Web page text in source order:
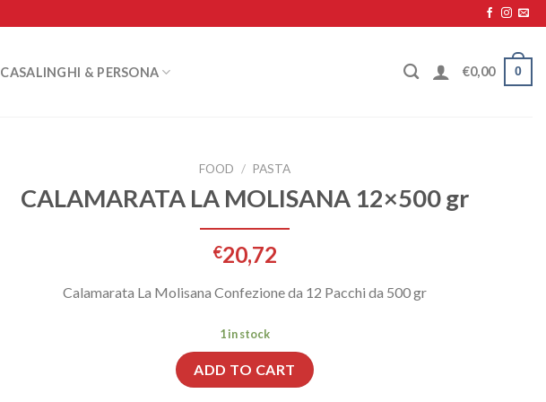
CASALINGHI & PERSONA €0,00 0
FOOD / PASTA
CALAMARATA LA MOLISANA 12×500 gr
€20,72
Calamarata La Molisana Confezione da 12 Pacchi da 500 gr
1 in stock
ADD TO CART